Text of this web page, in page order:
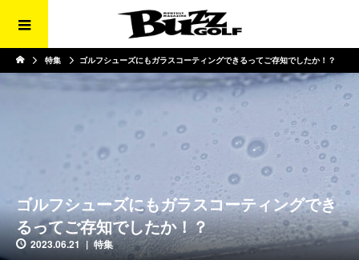
特集 ゴルフシューズにもガラスコーティングできるってご存知でしたか！？
ゴルフシューズにもガラスコーティングでき
るってご存知でしたか！？
2023.06.21 特集